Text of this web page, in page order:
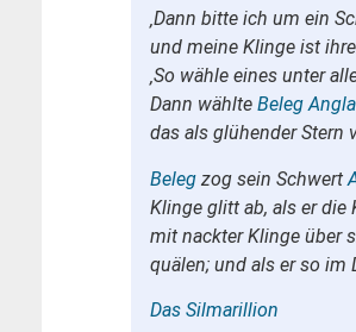
‚Dann bitte ich um ein
und meine Klinge ist
‚So wähle eines unter
Dann wählte Beleg
das als glühender Stern
Beleg zog sein Schwert
Klinge glitt ab, als er
mit nackter Klinge über
quälen; und als er so
Das Silmarillion